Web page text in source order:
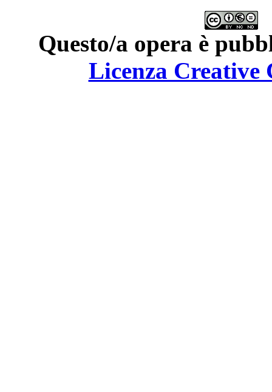
Questo/a opera è
Licenza Creative